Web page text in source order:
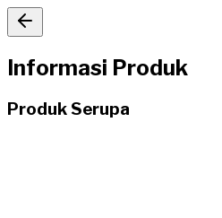
Informasi Produk
Produk Serupa